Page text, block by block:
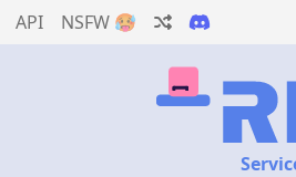
API NSFW 🥵